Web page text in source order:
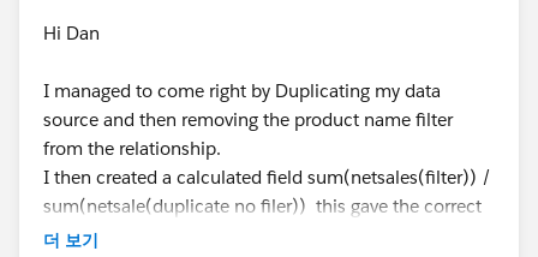
Hi Dan
I managed to come right by Duplicating my data
source and then removing the product name filter
from the relationship.
I then created a calculated field sum(netsales(filter)) /
sum(netsale(duplicate no filer)) this gave the correct
values.
더 보기